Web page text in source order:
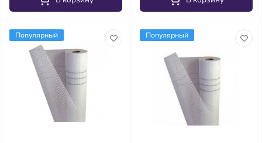
Популярный Популярный